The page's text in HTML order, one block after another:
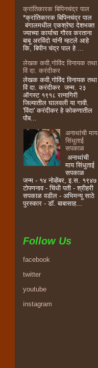
क्रांतिकारक बिपिनचंद्र पाल
*क्रांतिकारक बिपिनचंद्र पाल
बंगालमधील एकश्रेष्ठ देशभक्त
ज्याच्या कार्याचा गौरव करताना
बाबू अरविंदो यांनी म्हटले आहे
कि, बिपीन चंद्र पाल हे ...
लेखक कवी,गोविंद विनायक तथा
विं दा. करंदीकर
लेखक कवी,गोविंद विनायक तथा
विं दा. करंदीकर जन्म. २३
ऑगस्ट १९१८ रत्नागिरी
जिल्यातील घालवली या गावी.
'विंदा' करंदीकर हे कोकणातील
पोंब...
अनाथांची माय
सिंधुताई
सपकाळ
अनाथांची
माय सिंधुताई
सपकाळ
जन्म - १४ नोव्हेंबर, इ.स. १९४७
टोपणनाव - चिंधी पती - श्रीहरी
सपकाळ वडील - अभिमन्यू साठे
पुरस्कार - डॉ. बाबासाह...
Follow Us
facebook
twitter
youtube
instagram